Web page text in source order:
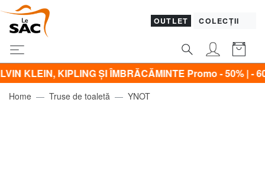
OUTLET COLECȚII
KIPLING ŞI ÎMBRĂCĂMINTE Promo - 50% | - 60% | -
Home Truse de toaletă YNOT